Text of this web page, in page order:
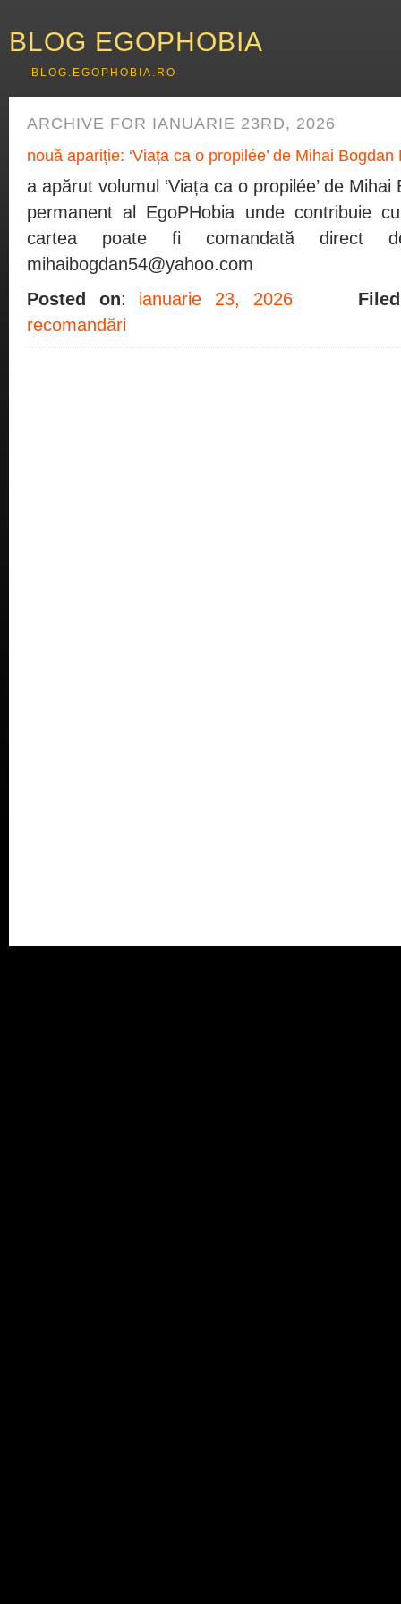
BLOG EGOPHOBIA
BLOG.EGOPHOBIA.RO
ARCHIVE FOR IANUARIE 23RD, 2026
nouă apariție: ‘Viața ca o propilée’ de Mihai Bogdan
a apărut volumul ‘Viața ca o propilée’ de
permanent al EgoPHobia unde contribuie
cartea poate fi comandată direct
mihaibogdan54@yahoo.com
Posted on: ianuarie 23, 2026
recomandări